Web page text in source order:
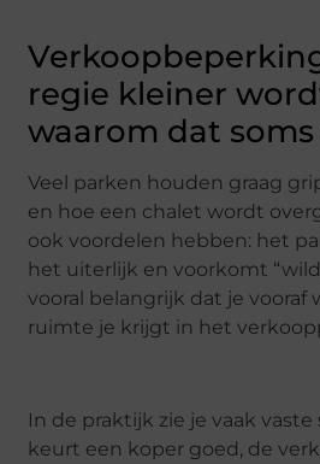
regie kleiner
waarom dat soms
Veel parken houden graag
en hoe een chalet wordt
ook voordelen hebben: het
het uiterlijk en voorkomt
vooral belangrijk dat je vooraf
ruimte je krijgt in het
In de praktijk zie je vaak
keurt een koper goed, de